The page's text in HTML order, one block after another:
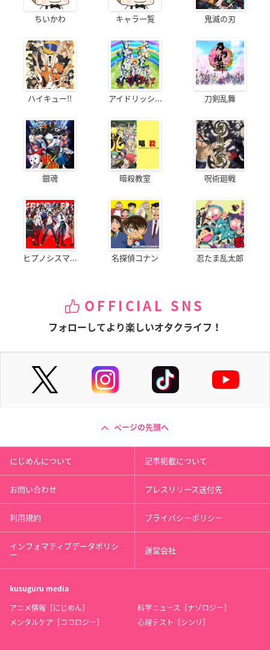
ちいかわ キャラ一覧 鬼滅の刃
ハイキュー!! アイドリッシ... 刀剣乱舞
銀魂 暗殺教室 呪術廻戦
ヒプノシスマ... 名探偵コナン 忍たま乱太郎
OFFICIAL SNS
フォローしてより楽しいオタクライフ！
ページの先頭へ
にじめんについて 記事掲載について
お問い合わせ プレスリリース送付先
利用規約 プライバシーポリシー
インフォマティブデータポリシ
ー 運営会社
kusuguru media
アニメ情報［にじめん］
科学ニュース［ナゾロジー］
メンタルケア［ココロジー］
心理テスト［シンリ］